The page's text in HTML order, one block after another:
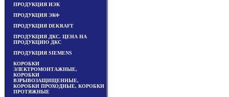
ПРОДУКЦИЯ ИЭК
ПРОДУКЦИЯ ЭКФ
ПРОДУКЦИЯ DEKRAFT
ПРОДУКЦИЯ ДКС. ЦЕНА НА
ПРОДУКЦИЮ ДКС
ПРОДУКЦИЯ SIEMENS
КОРОБКИ
ЭЛЕКТРОМОНТАЖНЫЕ,
КОРОБКИ
ВЗРЫВОЗАЩИЩЕННЫЕ,
КОРОБКИ ПРОХОДНЫЕ, КОРОБКИ
ПРОТЯЖНЫЕ